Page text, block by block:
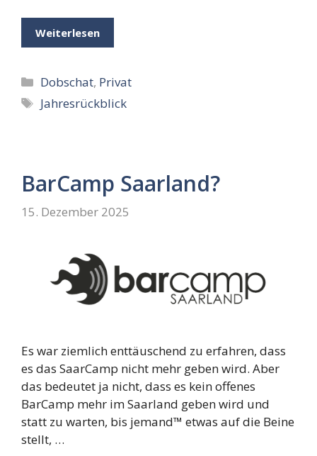
Weiterlesen
Kategorien
Dobschat, Privat
Schlagwörter
Jahresrückblick
BarCamp Saarland?
15. Dezember 2025
Es war ziemlich enttäuschend zu erfahren, dass
es das SaarCamp nicht mehr geben wird. Aber
das bedeutet ja nicht, dass es kein offenes
BarCamp mehr im Saarland geben wird und
statt zu warten, bis jemand™ etwas auf die Beine
stellt, …